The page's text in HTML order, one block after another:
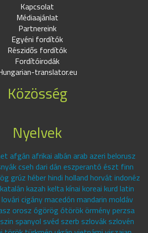
Kapcsolat
Médiaajánlat
Partnereink
Egyéni fordítók
Részidős fordítók
Fordítóirodák
translator.eu
Közösség
Nyelvek
afgán afrikai albán arab azeri belorusz
cseh dari dán eszperantó észt finn
grúz héber hindi holland horvát indonéz
kazah kelta kínai koreai kurd latin
cigány macedón mandarin moldáv
orosz ógörög ótörök örmény perzsa
spanyol svéd szerb szlovák szlovén